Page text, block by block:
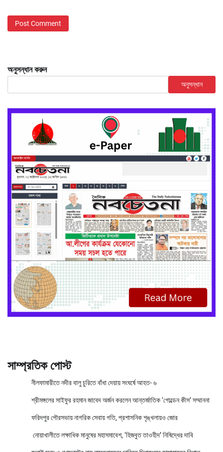
অনুসন্ধান করুন
অনুসন্ধান
সাম্প্রতিক পোস্ট
নীলফামারীতে নদীর বালু চুরিতে বাঁধা দেয়ায় সংঘর্ষে আহত- ৬
শ্রীমঙ্গলের সাইফুর রহমান জাবেদ অর্জন করলেন আন্তর্জাতিক ‘গোল্ডেন কীস’ সম্মাননা
ফরিদপুর পৌরসভায় নাগরিক সেবায় গতি, প্রশাসনিক শৃঙ্খলায়ও জোর
নোয়াখালীতে লক্ষাধিক মানুষের মহাসমাবেশ, ‘হিজবুত তাওহীদ’ নিষিদ্ধের দাবি